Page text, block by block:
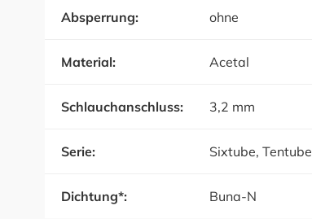
Absperrung: ohne
Material: Acetal
Schlauchanschluss: 3,2 mm
Serie: Sixtube, Tentube
Dichtung*: Buna-N